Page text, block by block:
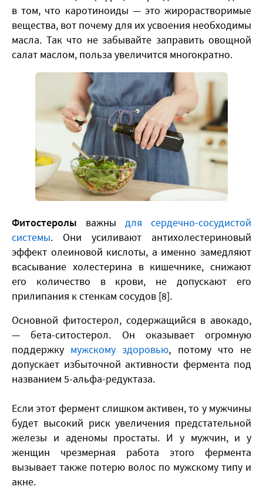
в том, что каротиноиды — это жирорастворимые
вещества, вот почему для их усвоения необходимы
масла. Так что не забывайте заправить овощной
салат маслом, польза увеличится многократно.
Фитостеролы важны для сердечно-сосудистой
системы. Они усиливают антихолестериновый
эффект олеиновой кислоты, а именно замедляют
всасывание холестерина в кишечнике, снижают
его количество в крови, не допускают его
прилипания к стенкам сосудов [8].
Основной фитостерол, содержащийся в авокадо,
— бета-ситостерол. Он оказывает огромную
поддержку мужскому здоровью, потому что не
допускает избыточной активности фермента под
названием 5-альфа-редуктаза.
Если этот фермент слишком активен, то у мужчины
будет высокий риск увеличения предстательной
железы и аденомы простаты. И у мужчин, и у
женщин чрезмерная работа этого фермента
вызывает также потерю волос по мужскому типу и
акне.